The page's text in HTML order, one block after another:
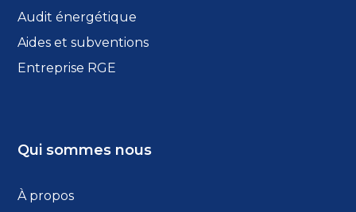
Audit énergétique
Aides et subventions
Entreprise RGE
Qui sommes nous
À propos